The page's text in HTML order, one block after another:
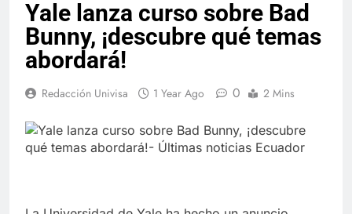
Yale lanza curso sobre Bad
Bunny, ¡descubre qué temas
abordará!
Redacción Univisa 1 Year Ago 0 2 Mins